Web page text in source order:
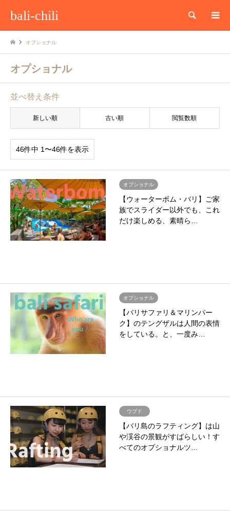
bali-chili 検索
オプショナル
オプショナル
並べ替え条件
新しい順 古い順 閲覧数順
46件中 1〜46件を表示
オプショナル
【ウォーターボム・バリ】ご家
族でスライダー以外でも、これ
だけ楽しめる、素晴ら…
オプショナル
【バリサファリ＆マリンパー
ク】のテングザルは人間の表情
をしている。と、一度み…
ウブド
【バリ島のラフティング】は山
や渓谷の景観がすばらしい！す
べてのオプショナルツ…